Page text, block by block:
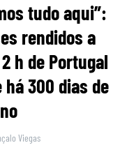
tudo aqui”:
rendidos a
h de Portugal
300 dias de
Viegas